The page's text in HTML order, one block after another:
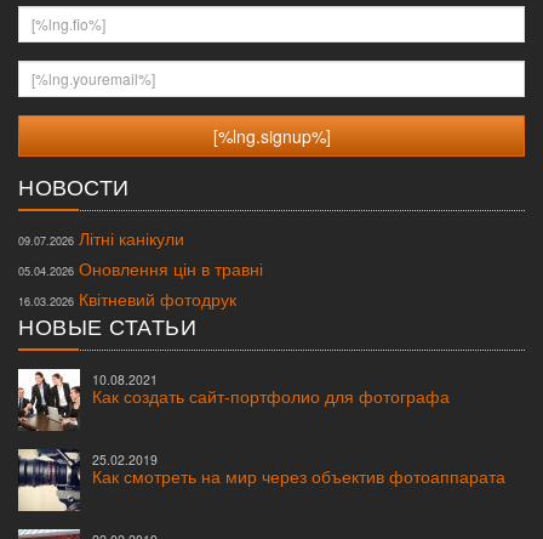
[%lng.fio%]
[%lng.youremail%]
НОВОСТИ
09.07.2026 Літні канікули
05.04.2026 Оновлення цін в травні
16.03.2026 Квітневий фотодрук
НОВЫЕ СТАТЬИ
10.08.2021
Как создать сайт-портфолио для фотографа
25.02.2019
Как смотреть на мир через объектив фотоаппарата